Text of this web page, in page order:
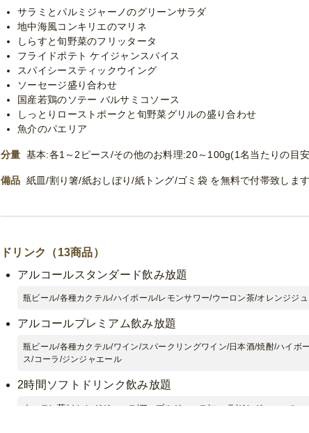
サラミとパルミジャーノのグリーンサラダ
地中海風コンキリエのマリネ
しらすと旬野菜のフリッタータ
フライドポテト ケイジャンスパイス
スパイシースティックウイング
ソーセージ盛り合わせ
国産若鶏のソテー バルサミコソース
しっとりローストポークと旬野菜グリルの盛り合わせ
魚介のパエリア
分量 基本:各1～2ピース/その他のお料理:20～100g(1名当たりの目
備品 紙皿/割り箸/紙おしぼり/紙トング/ゴミ袋 を無料で付帯致します
ドリンク（13商品）
アルコールスタンダード飲み放題
瓶ビール/各種カクテル/ハイボール/レモンサワー/ウーロン茶/オレンジジ
アルコールプレミアム飲み放題
瓶ビール/各種カクテル/ワイン/スパークリングワイン/日本酒/焼酎/ハイ
ス/コーラ/ジンジャエール
2時間ソフトドリンク飲み放題
ウーロン茶/オレンジジュース/アップルジュース/コーラ/ジンジャエール